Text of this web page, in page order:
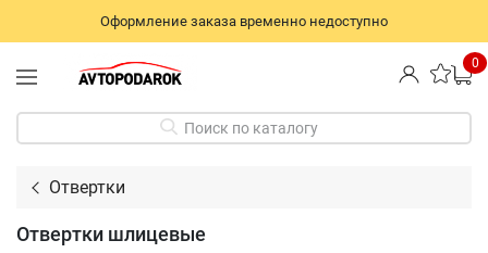
Оформление заказа временно недоступно
0
Поиск по каталогу
Отвертки
Отвертки шлицевые